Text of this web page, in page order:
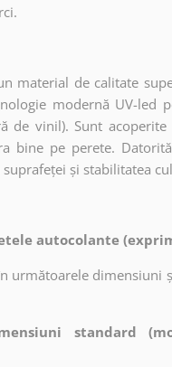
material de calitate
modernă UV-led
de vinil). Sunt
bine pe perete.
și stabilitatea
autocolante
următoarele
standard